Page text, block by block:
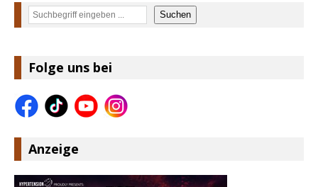
Suchen Suchen
Folge uns bei
Anzeige